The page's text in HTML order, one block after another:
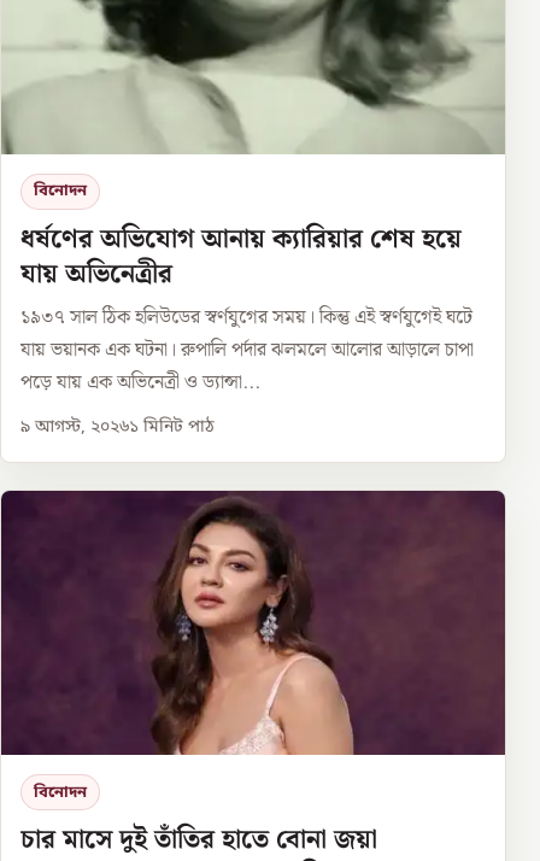
বিনোদন
ধর্ষণের অভিযোগ আনায় ক্যারিয়ার শেষ হয়ে
যায় অভিনেত্রীর
১৯৩৭ সাল ঠিক হলিউডের স্বর্ণযুগের সময়। কিন্তু এই স্বর্ণযুগেই ঘটে
যায় ভয়ানক এক ঘটনা। রুপালি পর্দার ঝলমলে আলোর আড়ালে চাপা
পড়ে যায় এক অভিনেত্রী ও ড্যান্সা...
৯ আগস্ট, ২০২৬১ মিনিট পাঠ
বিনোদন
চার মাসে দুই তাঁতির হাতে বোনা জয়া